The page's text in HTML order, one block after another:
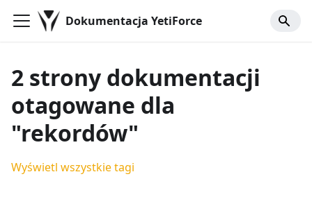
Dokumentacja YetiForce
2 strony dokumentacji
otagowane dla
"rekordów"
Wyświetl wszystkie tagi